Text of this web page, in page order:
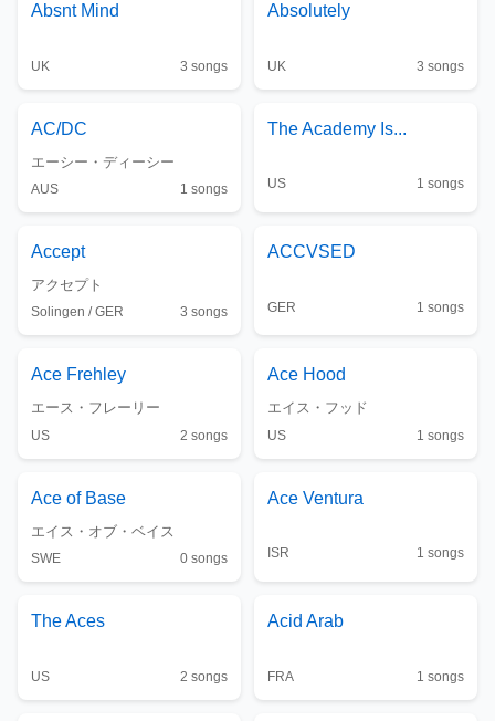
Absnt Mind
UK 3 songs
Absolutely
UK 3 songs
AC/DC
エーシー・ディーシー
AUS 1 songs
TheAcademy Is...
US 1 songs
Accept
アクセプト
Solingen / GER 3 songs
ACCVSED
GER 1 songs
Ace Frehley
エース・フレーリー
US 2 songs
Ace Hood
エイス・フッド
US 1 songs
Ace of Base
エイス・オブ・ベイス
SWE 0 songs
Ace Ventura
ISR 1 songs
TheAces
US 2 songs
Acid Arab
FRA 1 songs